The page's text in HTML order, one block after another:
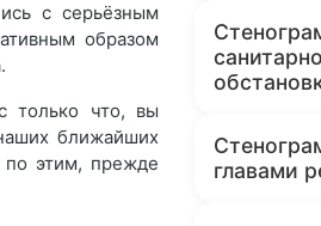
с серьёзным
образом
только что, вы
ближайших
по этим, прежде
главами